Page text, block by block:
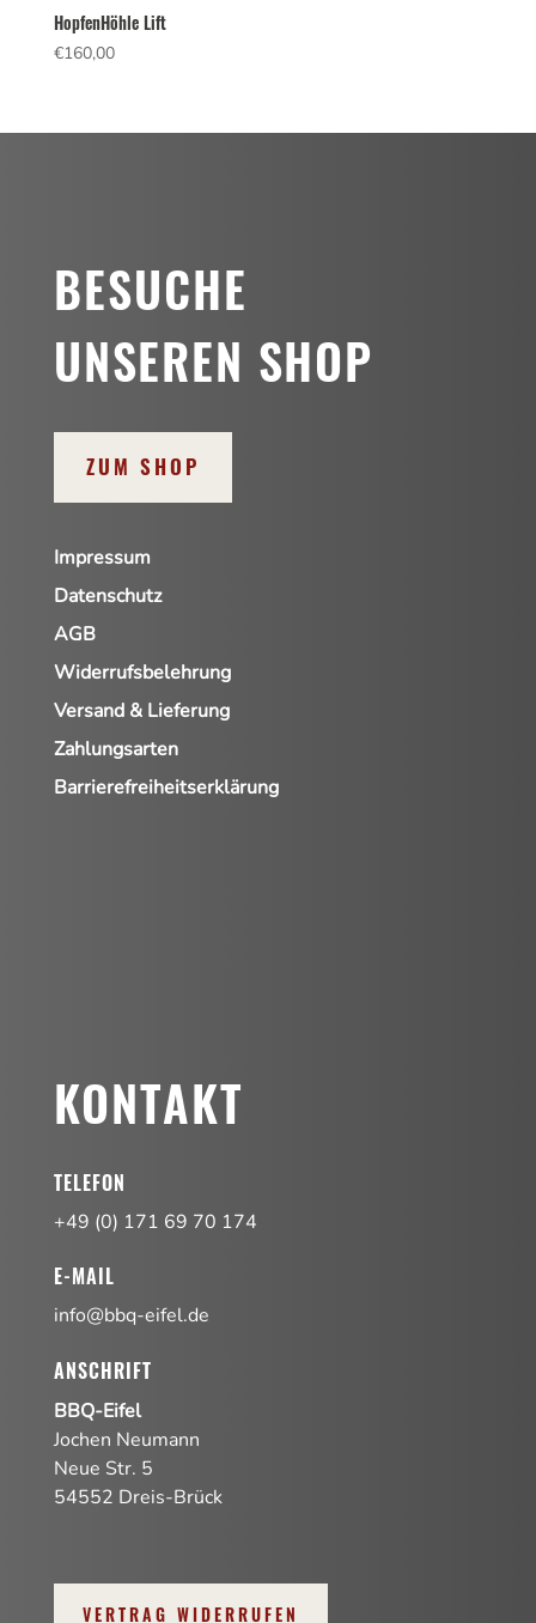
HopfenHöhle Lift
€160,00
BESUCHE
UNSEREN SHOP
ZUM SHOP
Impressum
Datenschutz
AGB
Widerrufsbelehrung
Versand & Lieferung
Zahlungsarten
Barrierefreiheitserklärung
KONTAKT
TELEFON
+49 (0) 171 69 70 174
E-MAIL
info@bbq-eifel.de
ANSCHRIFT
BBQ-Eifel
Jochen Neumann
Neue Str. 5
54552 Dreis-Brück
VERTRAG WIDERRUFEN